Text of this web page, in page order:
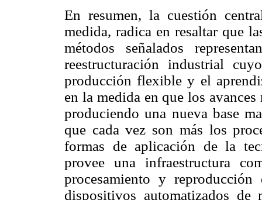
En resumen, la cuestión
medida, radica en resaltar que
métodos señalados
reestructuración industrial
producción flexible y el
en la medida en que los
produciendo una nueva base
que cada vez son más los
formas de aplicación de la
provee una infraestructura
procesamiento y
dispositivos automatizados